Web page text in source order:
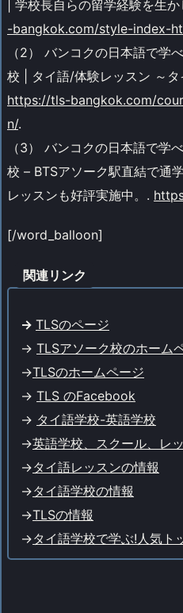
| 学校長自らの留学経験を生
-bangkok.com/style-index-
（2） バンコクの日本語で学
校 | タイ語/体験レッスン ～
https://tls-bangkok.com/
n/.
（3） バンコクの日本語で学
校 – BTSアソーク駅直結で通
レッスンも好評実施中。.
[/word_balloon]
関連リンク
-> TLSのページ
-> TLSアソーク校のホーム
->TLSのホームページ
-> TLS のFacebook
-> タイ語学校-英語学校
->英語学校、スクール、レ
->タイ語レッスンの情報
->タイ語学校の情報
->TLSの情報
->タイ語学校で学ぶ!人気ト